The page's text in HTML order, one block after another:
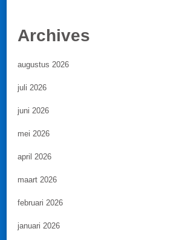
Archives
augustus 2026
juli 2026
juni 2026
mei 2026
april 2026
maart 2026
februari 2026
januari 2026